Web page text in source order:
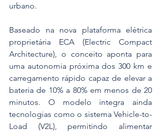
urbano.
Baseado na nova plataforma elétrica
proprietária ECA (Electric Compact
Architecture), o conceito aponta para
uma autonomia próxima dos 300 km e
carregamento rápido capaz de elevar a
bateria de 10% a 80% em menos de 20
minutos. O modelo integra ainda
tecnologias como o sistema Vehicle-to-
Load (V2L), permitindo alimentar